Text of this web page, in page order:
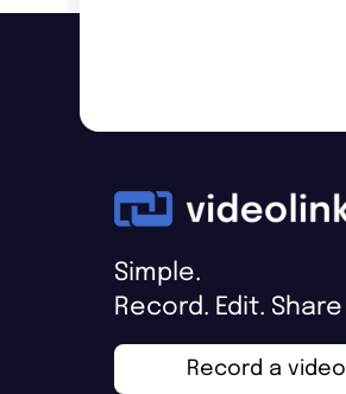
Simple.
Record. Edit. Share
Record a video